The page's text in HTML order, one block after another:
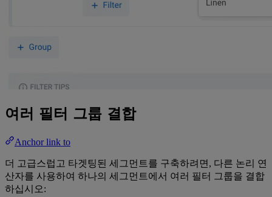
여러 필터 그룹 결합
Anchor link to
더 고급스럽고 타겟팅된 세그먼트를 구축하려면, 다른 논리 연
산자를 사용하여 하나의 세그먼트에서 여러 필터 그룹을 결합
하십시오: